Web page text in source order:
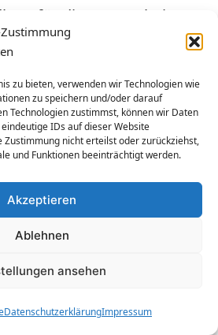
zu bieten, verwenden wir Technologien wie
zu speichern und/oder darauf
Technologien zustimmst, können wir Daten
IDs auf dieser Website
Zustimmung nicht erteilst oder zurückziehst,
und Funktionen beeinträchtigt werden.
Akzeptieren
Ablehnen
ansehen
DatenschutzerklärungImpressum
für diese Verarbeitung
6 (1) f DSGVO
darauf hin, dass
verschlüsselt
und von uns
sogenannte
handelt.
die Integrität, noch die
versendeten Mitteilung